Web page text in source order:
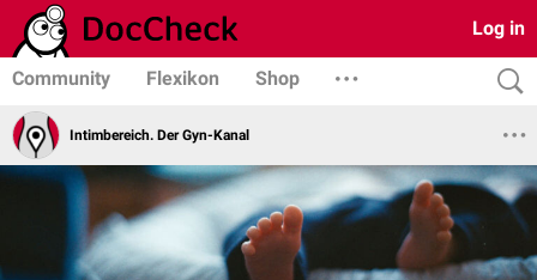
Log in
Community Flexikon Shop
Intimbereich. Der Gyn-Kanal